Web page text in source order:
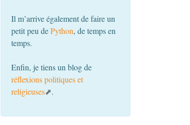
Il m’arrive également de faire un
petit peu dePython, de temps en
temps.
Enfin, je tiens un blog de
réflexions politiques et
religieuses
.